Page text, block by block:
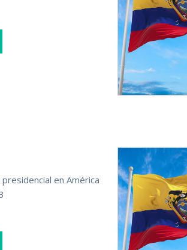
en América